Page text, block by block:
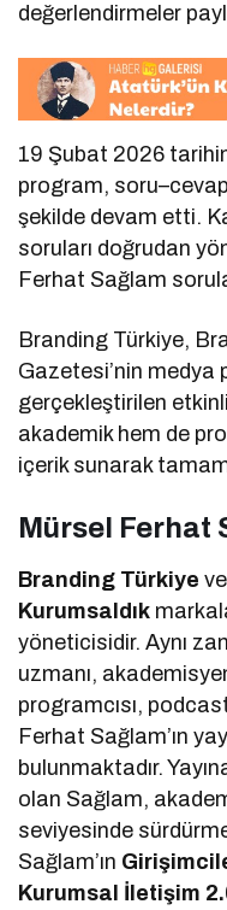
değerlendirmeler
19 Şubat 2026
program,
şekilde devam etti.
soruları doğrudan
Ferhat Sağlam
Branding Türkiye,
Gazetesi’nin medya
gerçekleştirilen
akademik hem de
içerik sunarak
Mürsel Ferhat
Branding Türkiye ve
Kurumsaldık
yöneticisidir. Aynı
uzmanı,
programcısı,
Ferhat Sağlam’ın
bulunmaktadır.
olan Sağlam,
seviyesinde
Sağlam’ın
Kurumsal İletişim